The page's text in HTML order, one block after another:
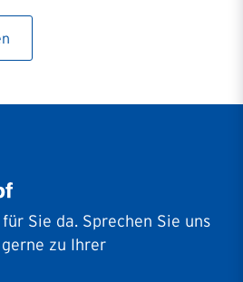
Sie da. Sprechen Sie uns
zu Ihrer